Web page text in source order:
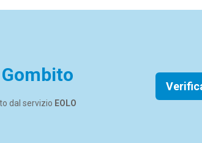
Gombito
dal servizio EOLO